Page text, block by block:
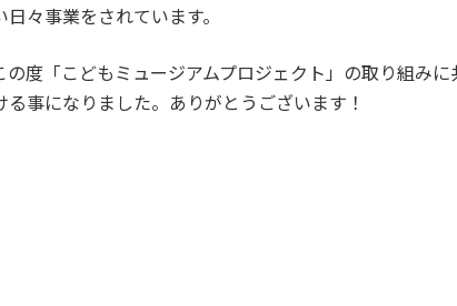
日々事業をされています。
の度「こどもミュージアムプロジェクト」の取り組みに
る事になりました。ありがとうございます！